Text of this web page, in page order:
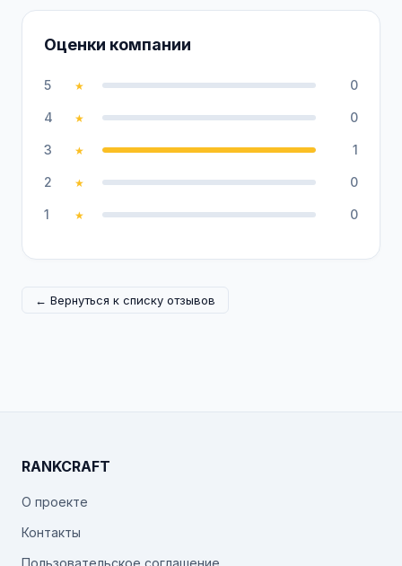
Оценки компании
5 ★ 0
4 ★ 0
3 ★ 1
2 ★ 0
1 ★ 0
← Вернуться к списку отзывов
RANKCRAFT
О проекте
Контакты
Пользовательское соглашение